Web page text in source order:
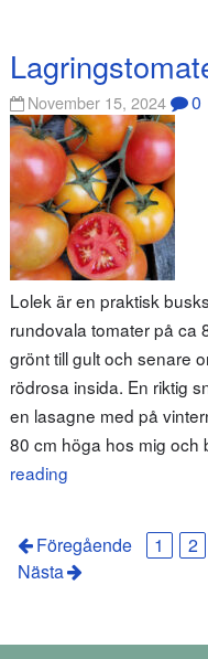
November 15, 2024 0
Lolek är en praktisk
rundovala tomater på ca
grönt till gult och senare
rödrosa insida. En riktig
en lasagne med på
80 cm höga hos mig och
reading
Föregående 1 2
Nästa